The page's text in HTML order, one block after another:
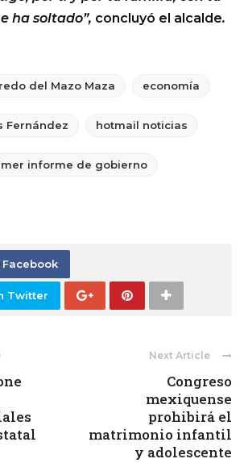
ha soltado”, concluyó el alcalde.
del Mazo Maza economía
Fernández hotmail noticias
informe de gobierno
Twitter
Next Article
Congreso
mexiquense
prohibirá el
matrimonio infantil
y adolescente